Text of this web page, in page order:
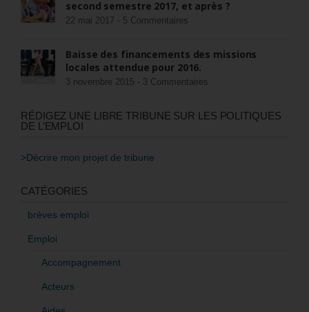
second semestre 2017, et après ?
22 mai 2017 - 5 Commentaires
Baisse des financements des missions
locales attendue pour 2016.
3 novembre 2015 - 3 Commentaires
RÉDIGEZ UNE LIBRE TRIBUNE SUR LES POLITIQUES
DE L’EMPLOI
>Décrire mon projet de tribune
CATÉGORIES
brèves emploi
Emploi
Accompagnement
Acteurs